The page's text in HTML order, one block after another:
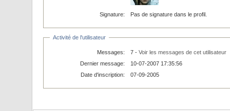
Signature: Pas de signature dans le profil.
Activité de l'utilisateur
Messages: 7 - Voir les messages de cet utilisateur
Dernier message:
10-07-2007 17:35:56
Date d'inscription:
07-09-2005